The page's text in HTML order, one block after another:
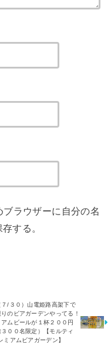
ラウザーに自分の名
する。
７/３０）山電姫路高架下で
のビアガーデンやってる！
アムビールが１杯２００円
３００名限定）【モルティ
ミアムビアガーデン】